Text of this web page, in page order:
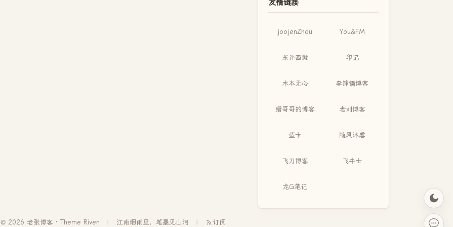
友情链接
joojenZhou You&FM
东评西就 印记
木本无心 李锋镝博客
缙哥哥的博客 老刘博客
蓝卡 随风沐虐
飞刀博客 飞牛士
龙G笔记
© 2026 老张博客 · Theme Riven 江南烟雨里，笔墨见山河 订阅